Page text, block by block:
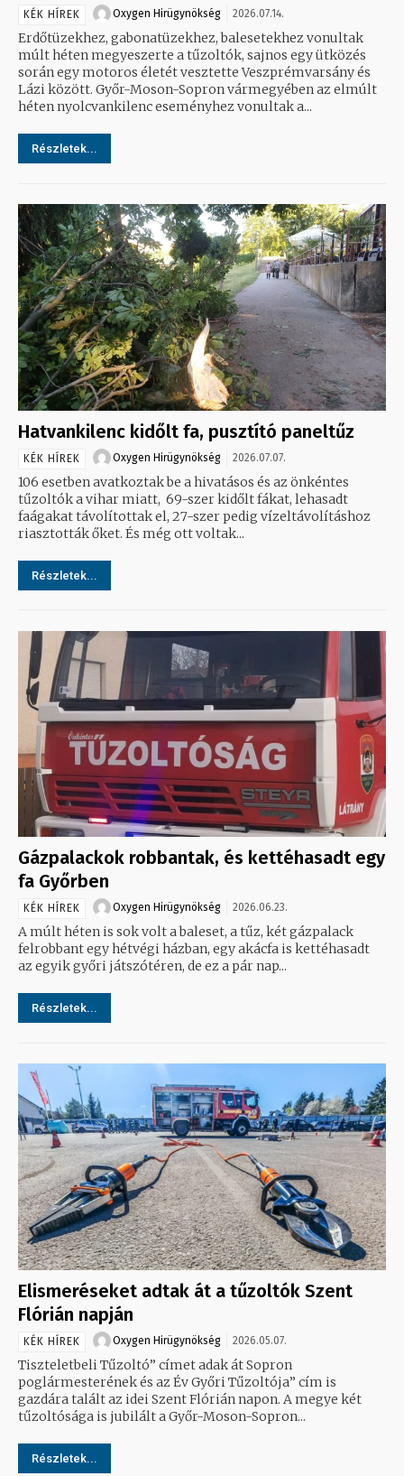
KÉK HÍREK Oxygen Hirügynökség 2026.07.14.
Erdőtüzekhez, gabonatüzekhez, balesetekhez vonultak
múlt héten megyeszerte a tűzoltók, sajnos egy ütközés
során egy motoros életét vesztette Veszprémvarsány és
Lázi között. Győr-Moson-Sopron vármegyében az elmúlt
héten nyolcvankilenc eseményhez vonultak a...
Részletek...
Hatvankilenc kidőlt fa, pusztító paneltűz
KÉK HÍREK Oxygen Hirügynökség 2026.07.07.
106 esetben avatkoztak be a hivatásos és az önkéntes
tűzoltók a vihar miatt, 69-szer kidőlt fákat, lehasadt
faágakat távolítottak el, 27-szer pedig vízeltávolításhoz
riasztották őket. És még ott voltak...
Részletek...
Gázpalackok robbantak, és kettéhasadt egy
fa Győrben
KÉK HÍREK Oxygen Hirügynökség 2026.06.23.
A múlt héten is sok volt a baleset, a tűz, két gázpalack
felrobbant egy hétvégi házban, egy akácfa is kettéhasadt
az egyik győri játszótéren, de ez a pár nap...
Részletek...
Elismeréseket adtak át a tűzoltók Szent
Flórián napján
KÉK HÍREK Oxygen Hirügynökség 2026.05.07.
Tiszteletbeli Tűzoltó” címet adak át Sopron
poglármesterének és az Év Győri Tűzoltója” cím is
gazdára talált az idei Szent Flórián napon. A megye két
tűzoltósága is jubilált a Győr-Moson-Sopron...
Részletek...